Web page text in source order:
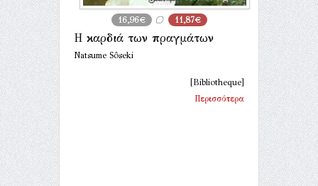
16,96€ 11,87€
Η καρδιά των πραγμάτων
Natsume Sôseki
[Bibliotheque]
Περισσότερα